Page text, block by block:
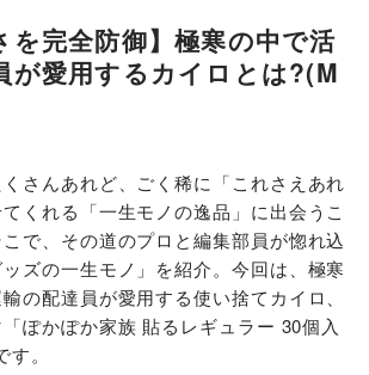
を完全防御】極寒の中で活
が愛用するカイロとは?(M
さんあれど、ごく稀に「これさえあれ
くれる「一生モノの逸品」に出会うこ
で、その道のプロと編集部員が惚れ込
ズの一生モノ」を紹介。今回は、極寒
の配達員が愛用する使い捨てカイロ、
ぽかぽか家族 貼るレギュラー 30個入
。